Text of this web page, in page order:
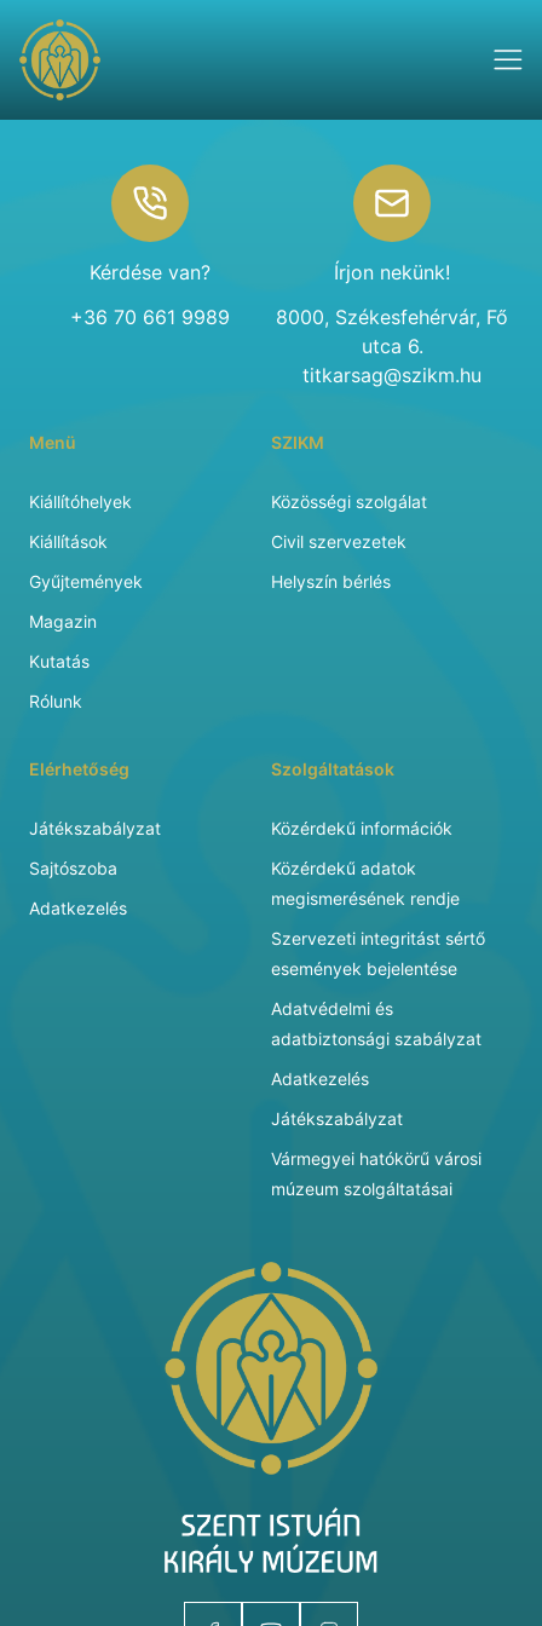
Kérdése van?
+36 70 661 9989
Írjon nekünk!
8000, Székesfehérvár, Fő
utca 6.
titkarsag@szikm.hu
Menü
Kiállítóhelyek
Kiállítások
Gyűjtemények
Magazin
Kutatás
Rólunk
SZIKM
Közösségi szolgálat
Civil szervezetek
Helyszín bérlés
Elérhetőség
Játékszabályzat
Sajtószoba
Adatkezelés
Szolgáltatások
Közérdekű információk
Közérdekű adatok
megismerésének rendje
Szervezeti integritást sértő
események bejelentése
Adatvédelmi és
adatbiztonsági szabályzat
Adatkezelés
Játékszabályzat
Vármegyei hatókörű városi
múzeum szolgáltatásai